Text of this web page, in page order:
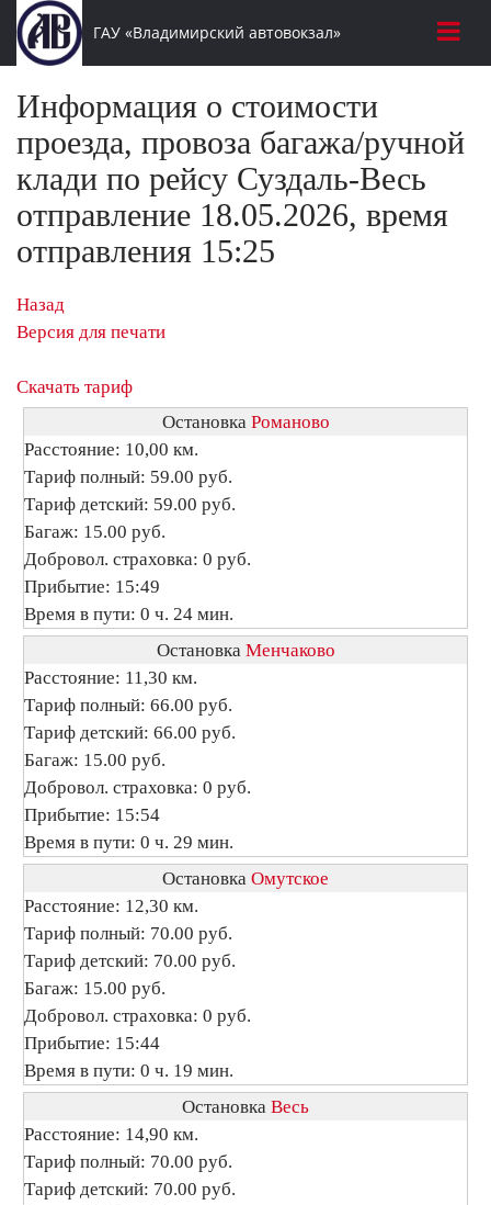
ГАУ «Владимирский автовокзал»
Информация о стоимости
проезда, провоза багажа/ручной
клади по рейсу Суздаль-Весь
отправление 18.05.2026, время
отправления 15:25
Назад
Версия для печати
Скачать тариф
Остановка Романово
Расстояние: 10,00 км.
Тариф полный: 59.00 руб.
Тариф детский: 59.00 руб.
Багаж: 15.00 руб.
Добровол. страховка: 0 руб.
Прибытие: 15:49
Время в пути: 0 ч. 24 мин.
Остановка Менчаково
Расстояние: 11,30 км.
Тариф полный: 66.00 руб.
Тариф детский: 66.00 руб.
Багаж: 15.00 руб.
Добровол. страховка: 0 руб.
Прибытие: 15:54
Время в пути: 0 ч. 29 мин.
Остановка Омутское
Расстояние: 12,30 км.
Тариф полный: 70.00 руб.
Тариф детский: 70.00 руб.
Багаж: 15.00 руб.
Добровол. страховка: 0 руб.
Прибытие: 15:44
Время в пути: 0 ч. 19 мин.
Остановка Весь
Расстояние: 14,90 км.
Тариф полный: 70.00 руб.
Тариф детский: 70.00 руб.